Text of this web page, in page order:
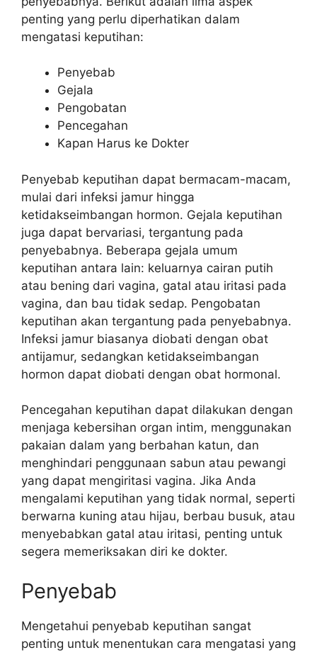
penting yang perlu diperhatikan dalam
mengatasi keputihan:
Penyebab
Gejala
Pengobatan
Pencegahan
Kapan Harus ke Dokter
Penyebab keputihan dapat bermacam-macam,
mulai dari infeksi jamur hingga
ketidakseimbangan hormon. Gejala keputihan
juga dapat bervariasi, tergantung pada
penyebabnya. Beberapa gejala umum
keputihan antara lain: keluarnya cairan putih
atau bening dari vagina, gatal atau iritasi pada
vagina, dan bau tidak sedap. Pengobatan
keputihan akan tergantung pada penyebabnya.
Infeksi jamur biasanya diobati dengan obat
antijamur, sedangkan ketidakseimbangan
hormon dapat diobati dengan obat hormonal.
Pencegahan keputihan dapat dilakukan dengan
menjaga kebersihan organ intim, menggunakan
pakaian dalam yang berbahan katun, dan
menghindari penggunaan sabun atau pewangi
yang dapat mengiritasi vagina. Jika Anda
mengalami keputihan yang tidak normal, seperti
berwarna kuning atau hijau, berbau busuk, atau
menyebabkan gatal atau iritasi, penting untuk
segera memeriksakan diri ke dokter.
Penyebab
Mengetahui penyebab keputihan sangat
penting untuk menentukan cara mengatasi yang